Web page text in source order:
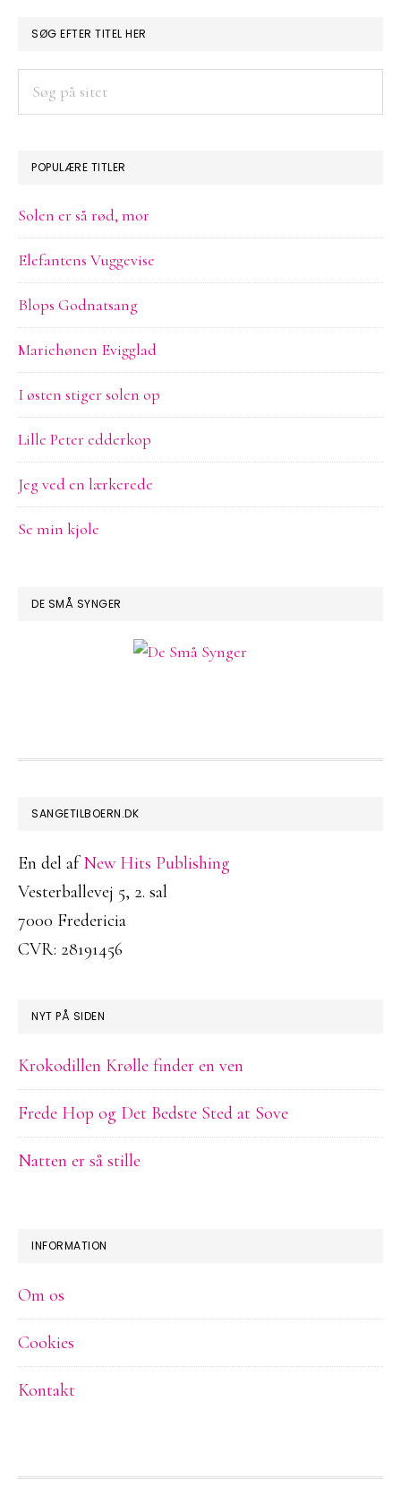
PRIMÆR
SIDEBAR
SØG EFTER TITEL HER
POPULÆRE TITLER
Solen er så rød, mor
Elefantens Vuggevise
Blops Godnatsang
Mariehønen Evigglad
I østen stiger solen op
Lille Peter edderkop
Jeg ved en lærkerede
Se min kjole
DE SMÅ SYNGER
FOOTER
SANGETILBOERN.DK
En del afNew Hits Publishing
Vesterballevej 5, 2. sal
7000 Fredericia
CVR: 28191456
NYT PÅ SIDEN
Krokodillen Krølle finder en ven
Frede Hop og Det Bedste Sted at Sove
Natten er så stille
INFORMATION
Om os
Cookies
Kontakt